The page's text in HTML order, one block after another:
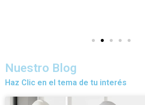
Nuestro Blog
Haz Clic en el tema de tu interés